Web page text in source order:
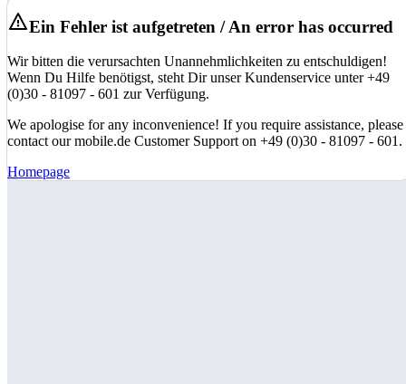
Ein Fehler ist aufgetreten / An error has occurred
Wir bitten die verursachten Unannehmlichkeiten zu entschuldigen!
Wenn Du Hilfe benötigst, steht Dir unser Kundenservice unter +49
(0)30 - 81097 - 601 zur Verfügung.
We apologise for any inconvenience! If you require assistance, please
contact our mobile.de Customer Support on +49 (0)30 - 81097 - 601.
Homepage